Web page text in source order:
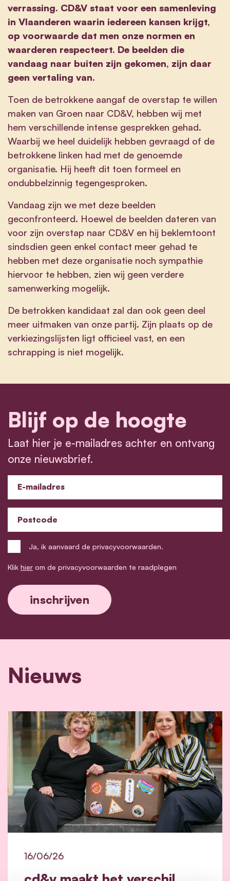
verrassing. CD&V staat voor een samenleving
in Vlaanderen waarin iedereen kansen krijgt,
op voorwaarde dat men onze normen en
waarderen respecteert. De beelden die
vandaag naar buiten zijn gekomen, zijn daar
geen vertaling van.
Toen de betrokkene aangaf de overstap te willen
maken van Groen naar CD&V, hebben wij met
hem verschillende intense gesprekken gehad.
Waarbij we heel duidelijk hebben gevraagd of de
betrokkene linken had met de genoemde
organisatie. Hij heeft dit toen formeel en
ondubbelzinnig tegengesproken.
Vandaag zijn we met deze beelden
geconfronteerd. Hoewel de beelden dateren van
voor zijn overstap naar CD&V en hij beklemtoont
sindsdien geen enkel contact meer gehad te
hebben met deze organisatie noch sympathie
hiervoor te hebben, zien wij geen verdere
samenwerking mogelijk.
De betrokken kandidaat zal dan ook geen deel
meer uitmaken van onze partij. Zijn plaats op de
verkiezingslijsten ligt officieel vast, en een
schrapping is niet mogelijk.
Blijf op de hoogte
Laat hier je e-mailadres achter en ontvang
onze nieuwsbrief.
E-mailadres
Postcode
Ja, ik aanvaard de privacyvoorwaarden.
Klik hier om de privacyvoorwaarden te raadplegen
Nieuws
16/06/26